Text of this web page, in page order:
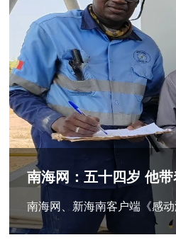
南海网：五十四岁 他
南海网、新海南客户端《感